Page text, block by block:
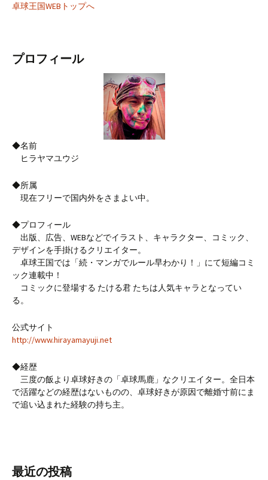
卓球王国WEBトップへ
プロフィール
◆名前
ヒラヤマユウジ
◆所属
現在フリーで国内外をさまよい中。
◆プロフィール
出版、広告、WEBなどでイラスト、キャラクター、コミック、
デザインを手掛けるクリエイター。
卓球王国では「続・マンガでルール早わかり！」にて短編コミ
ック連載中！
コミックに登場する たける君 たちは人気キャラとなってい
る。
公式サイト
http://www.hirayamayuji.net
◆経歴
三度の飯より卓球好きの「卓球馬鹿」なクリエイター。全日本
で活躍などの経歴はないものの、卓球好きが原因で離婚寸前にま
で追い込まれた経験の持ち主。
最近の投稿